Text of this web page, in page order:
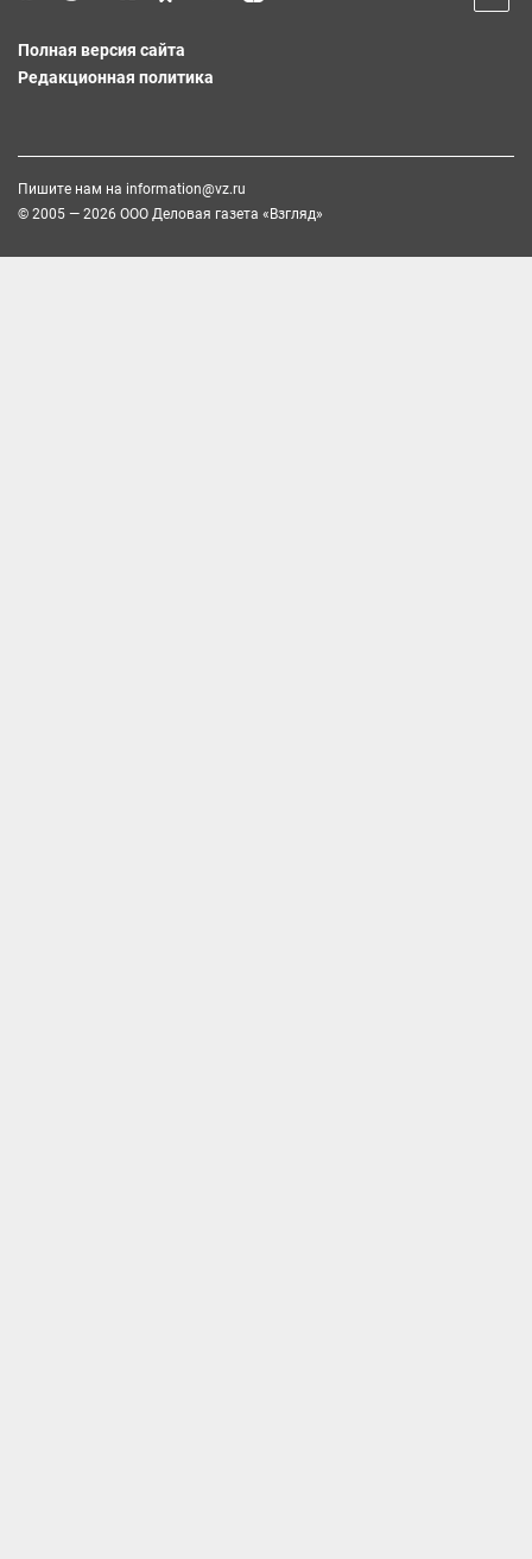
Полная версия сайта
Редакционная политика
Пишите нам на information@vz.ru
© 2005 — 2026 ООО Деловая газета «Взгляд»